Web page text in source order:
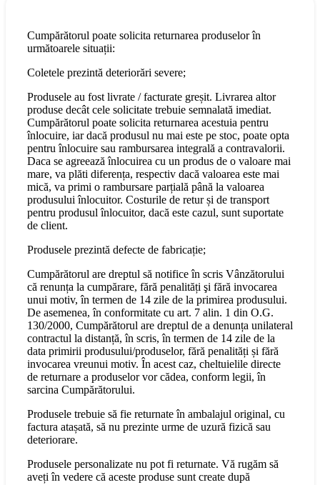
Cumpărătorul poate solicita returnarea produselor în
următoarele situații:
Coletele prezintă deteriorări severe;
Produsele au fost livrate / facturate greșit. Livrarea altor
produse decât cele solicitate trebuie semnalată imediat.
Cumpărătorul poate solicita returnarea acestuia pentru
înlocuire, iar dacă produsul nu mai este pe stoc, poate opta
pentru înlocuire sau rambursarea integrală a contravalorii.
Daca se agreează înlocuirea cu un produs de o valoare mai
mare, va plăti diferența, respectiv dacă valoarea este mai
mică, va primi o rambursare parțială până la valoarea
produsului înlocuitor. Costurile de retur și de transport
pentru produsul înlocuitor, dacă este cazul, sunt suportate
de client.
Produsele prezintă defecte de fabricație;
Cumpărătorul are dreptul să notifice în scris Vânzătorului
că renunța la cumpărare, fără penalități şi fără invocarea
unui motiv, în termen de 14 zile de la primirea produsului.
De asemenea, în conformitate cu art. 7 alin. 1 din O.G.
130/2000, Cumpărătorul are dreptul de a denunța unilateral
contractul la distanță, în scris, în termen de 14 zile de la
data primirii produsului/produselor, fără penalități și fără
invocarea vreunui motiv. În acest caz, cheltuielile directe
de returnare a produselor vor cădea, conform legii, în
sarcina Cumpărătorului.
Produsele trebuie să fie returnate în ambalajul original, cu
factura atașată, să nu prezinte urme de uzură fizică sau
deteriorare.
Produsele personalizate nu pot fi returnate. Vă rugăm să
aveți în vedere că aceste produse sunt create după